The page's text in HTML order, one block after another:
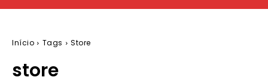
Início Tags Store
store